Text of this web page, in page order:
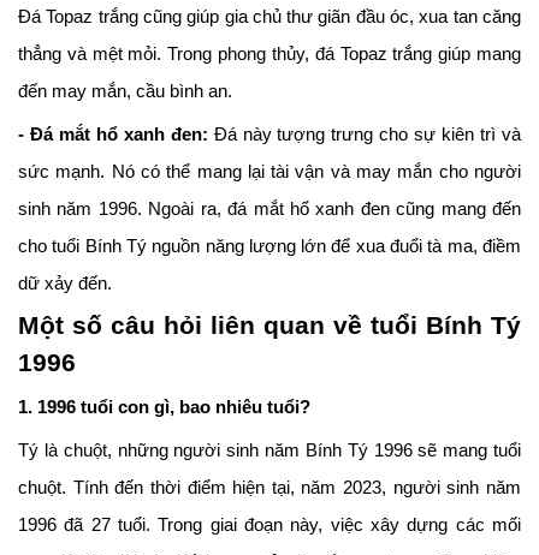
Đá Topaz trắng cũng giúp gia chủ thư giãn đầu óc, xua tan căng
thẳng và mệt mỏi. Trong phong thủy, đá Topaz trắng giúp mang
đến may mắn, cầu bình an.
- Đá mắt hổ xanh đen: Đá này tượng trưng cho sự kiên trì và
sức mạnh. Nó có thể mang lại tài vận và may mắn cho người
sinh năm 1996. Ngoài ra, đá mắt hổ xanh đen cũng mang đến
cho tuổi Bính Tý nguồn năng lượng lớn để xua đuổi tà ma, điềm
dữ xảy đến.
Một số câu hỏi liên quan về tuổi Bính Tý
1996
1. 1996 tuổi con gì, bao nhiêu tuổi?
Tý là chuột, những người sinh năm Bính Tý 1996 sẽ mang tuổi
chuột. Tính đến thời điểm hiện tại, năm 2023, người sinh năm
1996 đã 27 tuổi. Trong giai đoạn này, việc xây dựng các mối